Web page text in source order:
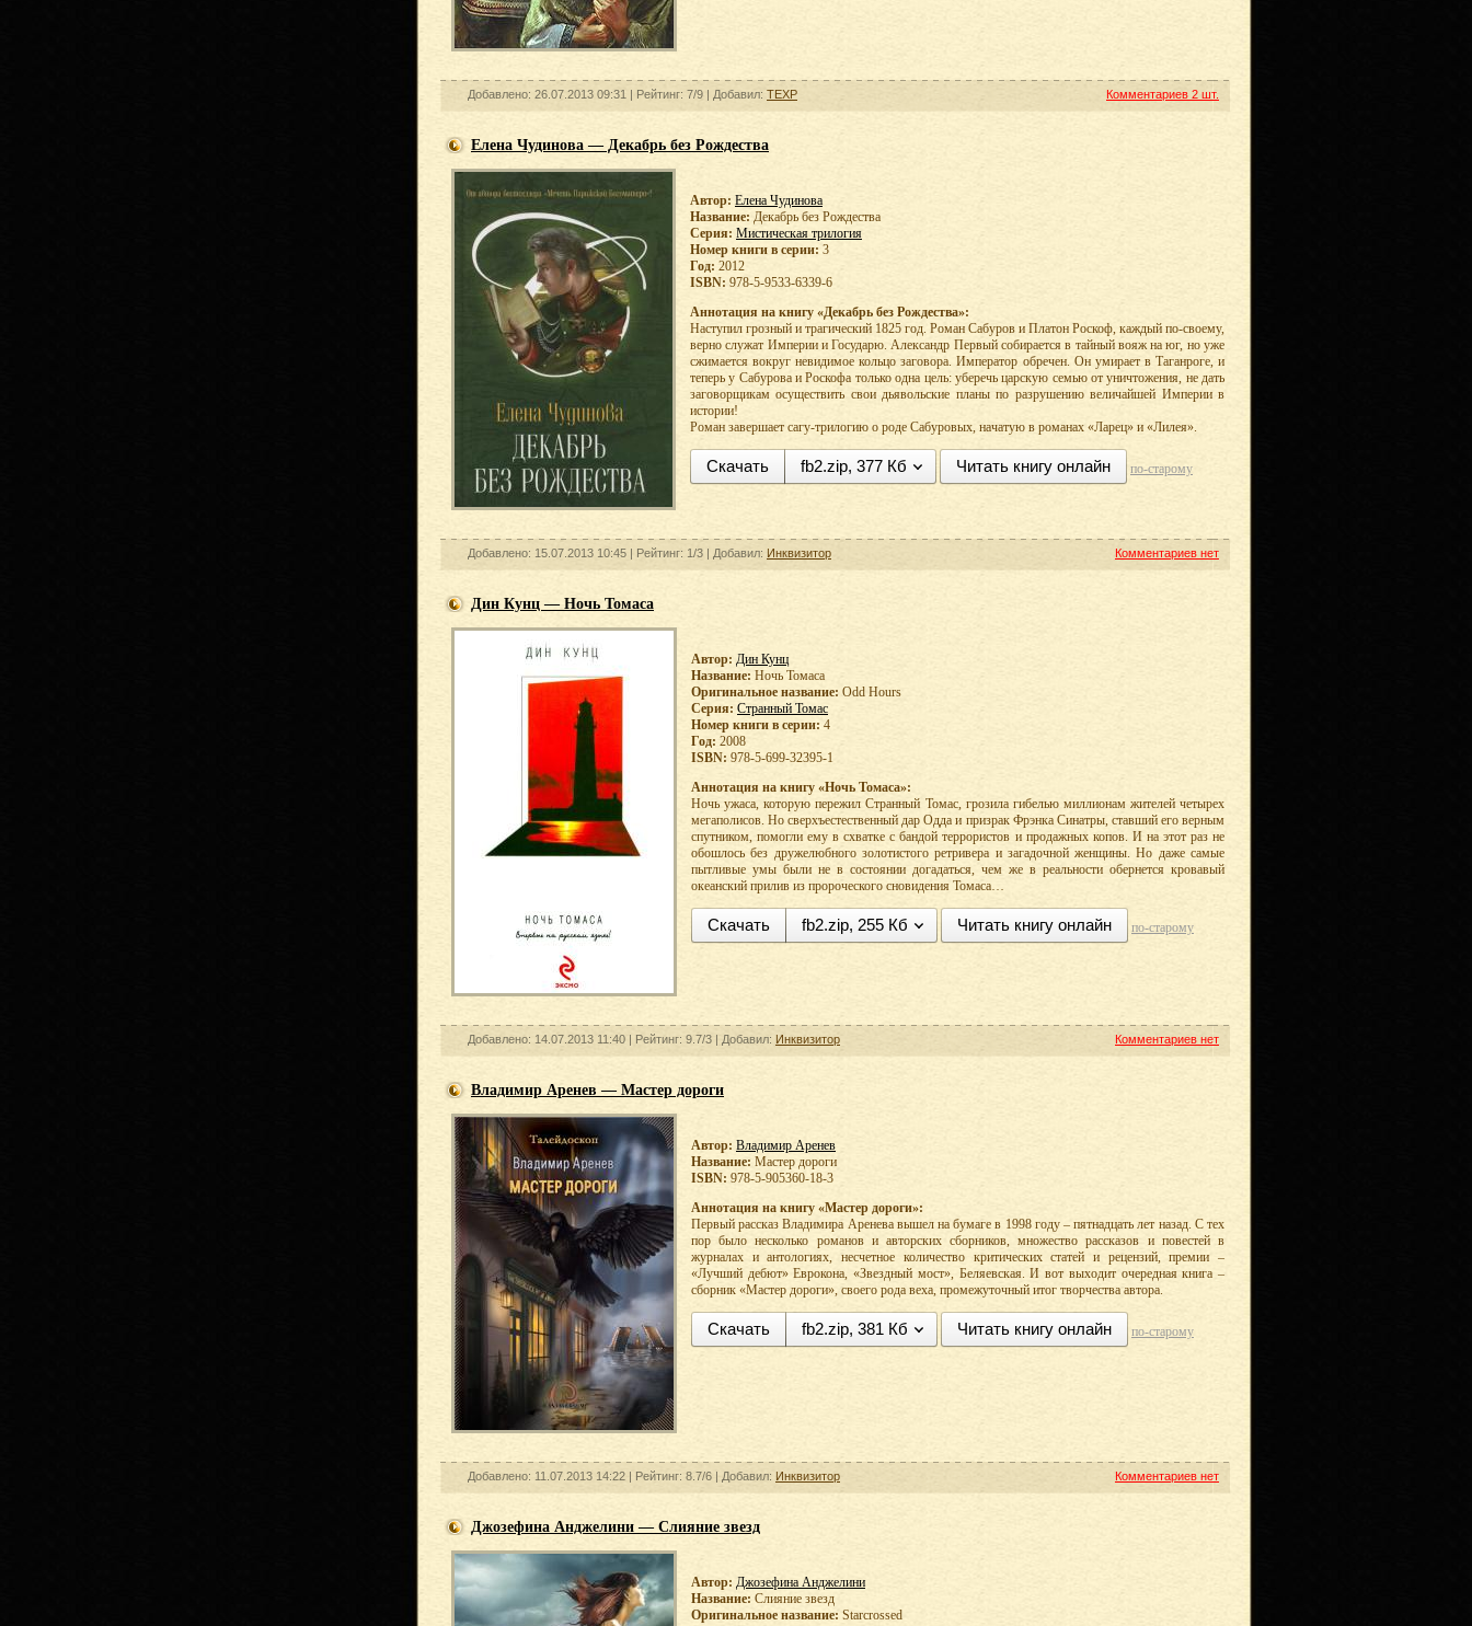
Добавлено: 26.07.2013 09:31 | Рейтинг: 7/9 | Добавил: TEXP Комментариев 2 шт.
Елена Чудинова — Декабрь без Рождества
Автор: Елена Чудинова
Название: Декабрь без Рождества
Серия: Мистическая трилогия
Номер книги в серии: 3
Год: 2012
ISBN: 978-5-9533-6339-6
Аннотация на книгу «Декабрь без Рождества»:
Наступил грозный и трагический 1825 год. Роман Сабуров и Платон Роскоф, каждый по-своему,
верно служат Империи и Государю. Александр Первый собирается в тайный вояж на юг, но уже
сжимается вокруг невидимое кольцо заговора. Император обречен. Он умирает в Таганроге, и
теперь у Сабурова и Роскофа только одна цель: уберечь царскую семью от уничтожения, не дать
заговорщикам осуществить свои дьявольские планы по разрушению величайшей Империи в
истории!
Роман завершает сагу-трилогию о роде Сабуровых, начатую в романах «Ларец» и «Лилея».
Скачать fb2.zip, 377 Кб Читать книгу онлайн по-старому
Добавлено: 15.07.2013 10:45 | Рейтинг: 1/3 | Добавил: Инквизитор Комментариев нет
Дин Кунц — Ночь Томаса
Автор: Дин Кунц
Название: Ночь Томаса
Оригинальное название: Odd Hours
Серия: Странный Томас
Номер книги в серии: 4
Год: 2008
ISBN: 978-5-699-32395-1
Аннотация на книгу «Ночь Томаса»:
Ночь ужаса, которую пережил Странный Томас, грозила гибелью миллионам жителей четырех
мегаполисов. Но сверхъестественный дар Одда и призрак Фрэнка Синатры, ставший его верным
спутником, помогли ему в схватке с бандой террористов и продажных копов. И на этот раз не
обошлось без дружелюбного золотистого ретривера и загадочной женщины. Но даже самые
пытливые умы были не в состоянии догадаться, чем же в реальности обернется кровавый
океанский прилив из пророческого сновидения Томаса…
Скачать fb2.zip, 255 Кб Читать книгу онлайн по-старому
Добавлено: 14.07.2013 11:40 | Рейтинг: 9.7/3 | Добавил: Инквизитор Комментариев нет
Владимир Аренев — Мастер дороги
Автор: Владимир Аренев
Название: Мастер дороги
ISBN: 978-5-905360-18-3
Аннотация на книгу «Мастер дороги»:
Первый рассказ Владимира Аренева вышел на бумаге в 1998 году – пятнадцать лет назад. С тех
пор было несколько романов и авторских сборников, множество рассказов и повестей в
журналах и антологиях, несчетное количество критических статей и рецензий, премии –
«Лучший дебют» Еврокона, «Звездный мост», Беляевская. И вот выходит очередная книга –
сборник «Мастер дороги», своего рода веха, промежуточный итог творчества автора.
Скачать fb2.zip, 381 Кб Читать книгу онлайн по-старому
Добавлено: 11.07.2013 14:22 | Рейтинг: 8.7/6 | Добавил: Инквизитор Комментариев нет
Джозефина Анджелини — Слияние звезд
Автор: Джозефина Анджелини
Название: Слияние звезд
Оригинальное название: Starcrossed